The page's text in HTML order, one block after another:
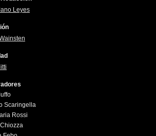
Leyes
Scaringella
Rossi